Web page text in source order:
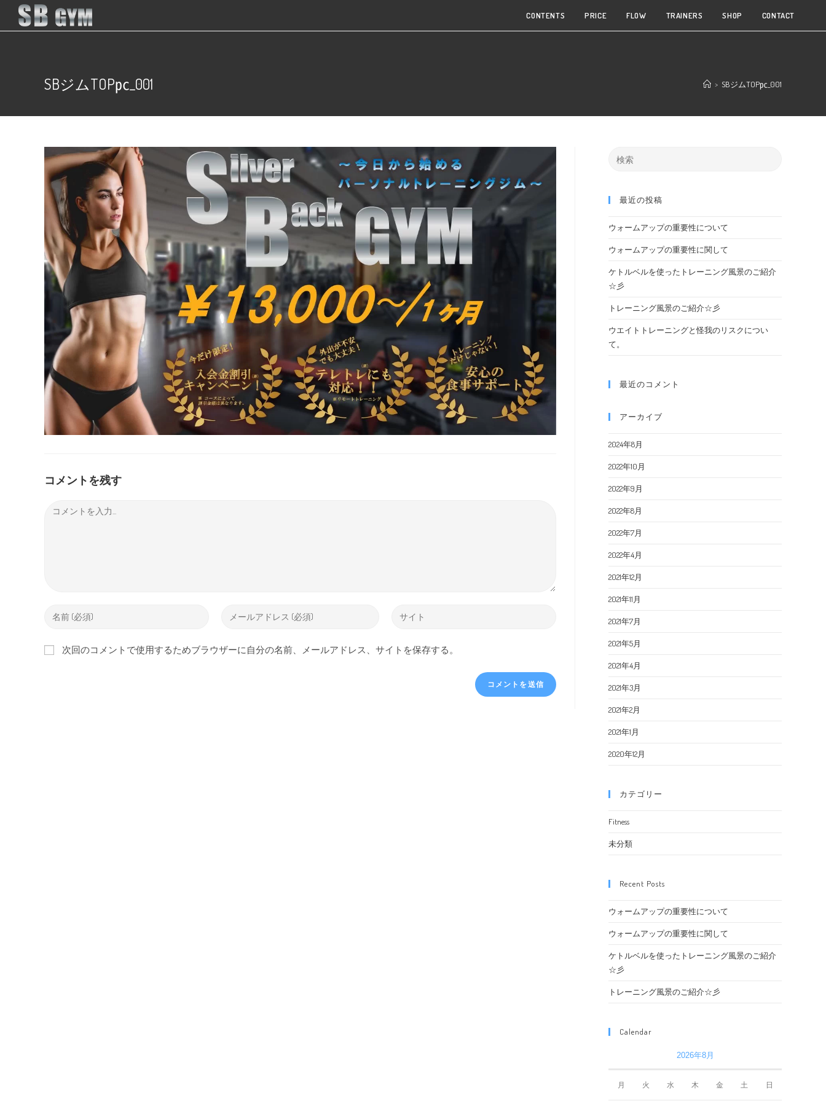
CONTENTS PRICE FLOW TRAINERS SHOP CONTACT
SBジムTOP㍶_001 > SBジムTOP㍶_001
コメントを残す
次回のコメントで使用するためブラウザーに自分の名前、メールアドレス、サイトを保存する。
最近の投稿
ウォームアップの重要性について
ウォームアップの重要性に関して
ケトルベルを使ったトレーニング風景のご紹介
☆彡
トレーニング風景のご紹介☆彡
ウエイトトレーニングと怪我のリスクについ
て。
最近のコメント
アーカイブ
2024年8月
2022年10月
2022年9月
2022年8月
2022年7月
2022年4月
2021年12月
2021年11月
2021年7月
2021年5月
2021年4月
2021年3月
2021年2月
2021年1月
2020年12月
カテゴリー
Fitness
未分類
Recent Posts
ウォームアップの重要性について
ウォームアップの重要性に関して
ケトルベルを使ったトレーニング風景のご紹介
☆彡
トレーニング風景のご紹介☆彡
Calendar
2026年8月
月 火 水 木 金 土 日